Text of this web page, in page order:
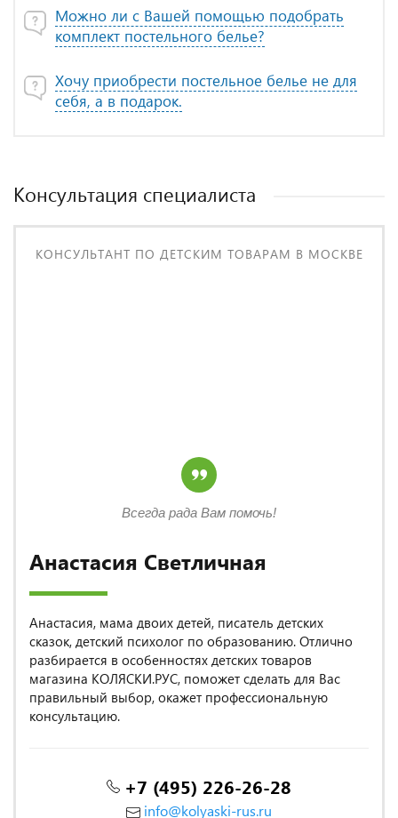
Можно ли с Вашей помощью подобрать
комплект постельного белье?
Хочу приобрести постельное белье не для
себя, а в подарок.
Консультация специалиста
КОНСУЛЬТАНТ ПО ДЕТСКИМ ТОВАРАМ В МОСКВЕ
Анастасия Светличная
Анастасия, мама двоих детей, писатель детских
сказок, детский психолог по образованию. Отлично
разбирается в особенностях детских товаров
магазина КОЛЯСКИ.РУС, поможет сделать для Вас
правильный выбор, окажет профессиональную
консультацию.
+7 (495) 226-26-28
info@kolyaski-rus.ru
Всегда рада Вам помочь!